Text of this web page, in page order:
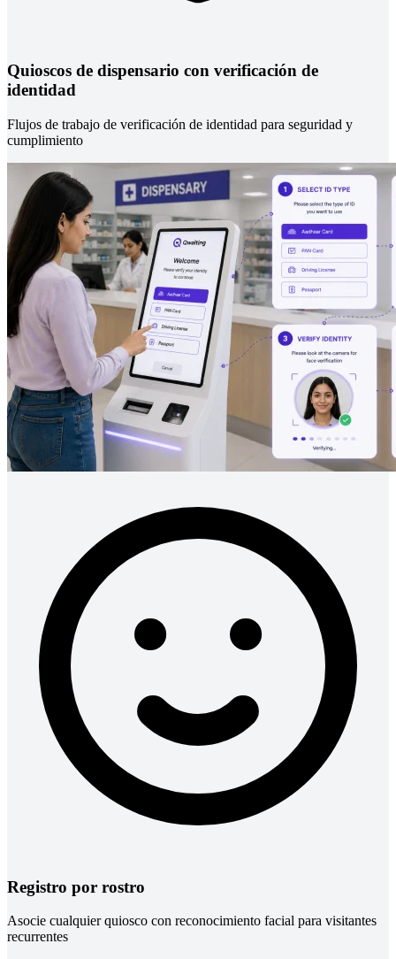
Quioscos de dispensario con verificación de
identidad
Flujos de trabajo de verificación de identidad para seguridad y
cumplimiento
Registro por rostro
Asocie cualquier quiosco con reconocimiento facial para visitantes
recurrentes